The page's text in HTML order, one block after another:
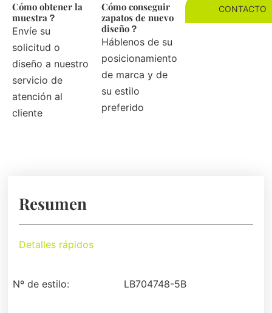
Cómo obtener la
muestra？
Envíe su
solicitud o
diseño a nuestro
servicio de
atención al
cliente
Cómo conseguir
zapatos de nuevo
diseño？
Háblenos de su
posicionamiento
de marca y de
su estilo
preferido
CONTACTO
Resumen
Detalles rápidos
Nº de estilo: LB704748-5B